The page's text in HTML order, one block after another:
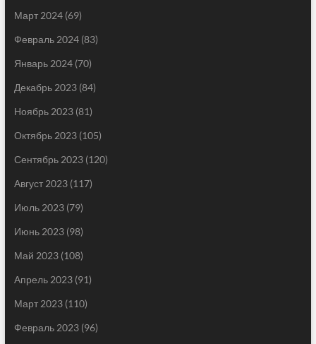
Март 2024(69)
Февраль 2024(83)
Январь 2024(70)
Декабрь 2023(84)
Ноябрь 2023(81)
Октябрь 2023(105)
Сентябрь 2023(120)
Август 2023(117)
Июль 2023(79)
Июнь 2023(98)
Май 2023(108)
Апрель 2023(91)
Март 2023(110)
Февраль 2023(96)